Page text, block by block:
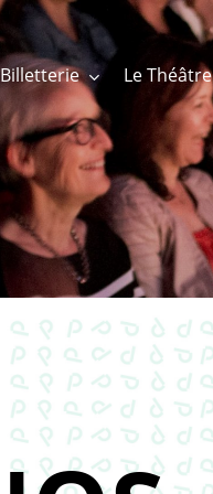
Billetterie Le Théâtre